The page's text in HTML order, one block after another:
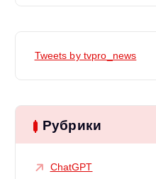
Tweets by tvpro_news
Рубрики
ChatGPT